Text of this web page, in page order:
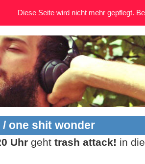
one shit wonder
Uhr geht trash attack! in
Diese Seite wird nicht mehr gepflegt.